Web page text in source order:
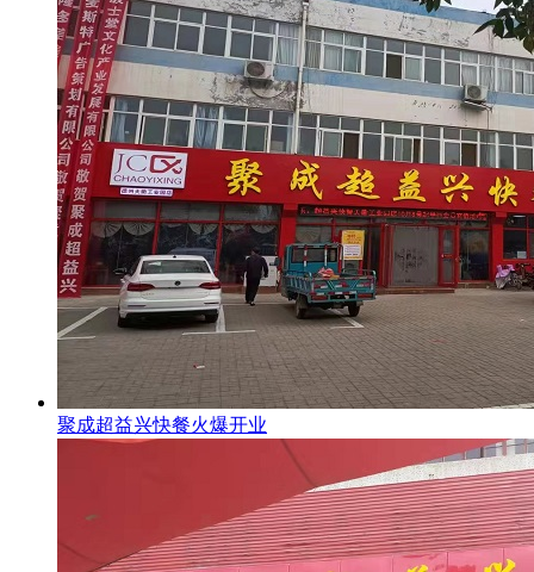
聚成超益兴快餐火爆开业